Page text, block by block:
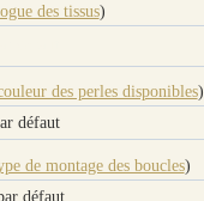
des tissus)
des perles disponibles)
de montage des boucles)